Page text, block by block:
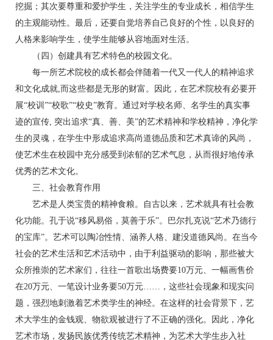
挖掘；其次要尊重和爱护学生，关注学生的专业成长，相信学生
的主观能动性。最后，还要自觉培养自己良好的个性，以良好的
人格来影响学生，使学生能够从容地面对生活。
（四）创建具有艺术特色的校园文化。
每一所艺术院校的成长都会伴随着一代又一代人的精神追求
和文化成就,而这些都是无形的财富。因此，在艺术院校有必要开
展“校训”“校歌”“校史”教育。通过对学校名师、名学生的真实事
迹的宣传, 突出追求“真、善、美”的艺术精神和学校精神，净化学
生的灵魂，在学生中形成追求高尚道德品质和艺术真谛的风尚，
使艺术生在校园中充分感受到浓郁的艺术气息，从而很好地传承
优秀的艺术文化。
三、社会教育作用
艺术是人类宝贵的精神食粮。自古以来，艺术就具有社会教
化功能。孔于说“移风易俗，莫善于乐”。巴尔扎克说“艺术乃德行
的宝库”。艺术可以陶冶性情、涵养人格、建没道德风尚。在当今
社会的艺术生活和艺术活动中，由于利益驱动的影响，那些被大
众所推崇的艺术家们，往往一首歌出场费要10万元、一幅画售价
在20万元、一笔设计业务要50万元……，这些社会现象和现实问
题，强烈地刺激着艺术类学生的神经。在这样的社会背景下，艺
术大学生的金钱观、物欲观被进行了不正确的强化。因此，净化
艺术市场，发扬民族优秀传统艺术精神，为艺术大学生步入社